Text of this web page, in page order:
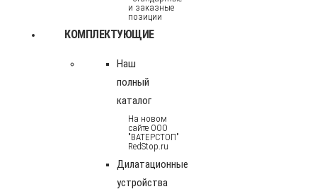
и заказные
позиции
КОМПЛЕКТУЮЩИЕ
Наш
полный
каталог
На новом
сайте ООО
"ВАТЕРСТОП"
RedStop.ru
Дилатационные
устройства